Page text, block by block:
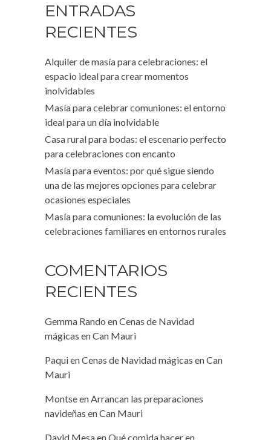
ENTRADAS
RECIENTES
Alquiler de masía para celebraciones: el
espacio ideal para crear momentos
inolvidables
Masía para celebrar comuniones: el entorno
ideal para un día inolvidable
Casa rural para bodas: el escenario perfecto
para celebraciones con encanto
Masía para eventos: por qué sigue siendo
una de las mejores opciones para celebrar
ocasiones especiales
Masía para comuniones: la evolución de las
celebraciones familiares en entornos rurales
COMENTARIOS
RECIENTES
Gemma Rando enCenas de Navidad
mágicas en Can Mauri
PaquienCenas de Navidad mágicas en Can
Mauri
MontseenArrancan las preparaciones
navideñas en Can Mauri
David MesaenQué comida hacer en